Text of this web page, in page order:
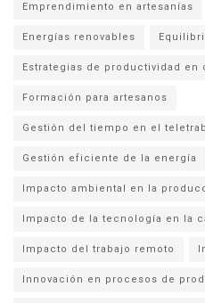
Emprendimiento en artesanías
Energías renovables
Estrategias de productividad en
Formación para artesanos
Gestión del tiempo en el
Gestión eficiente de la energía
Impacto ambiental en la
Impacto de la tecnología en la
Impacto del trabajo remoto
Innovación en procesos de